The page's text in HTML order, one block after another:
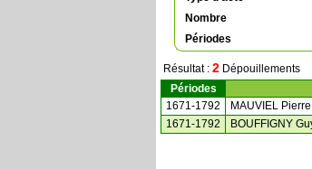
Nombre
Périodes
Résultat : 2 Dépouillements
Périodes
1671-1792
MAUVIEL
1671-1792
BOUFFIGNY